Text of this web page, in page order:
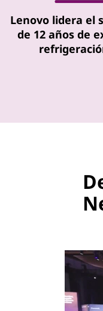
Lenovo lidera el
de 12 años de